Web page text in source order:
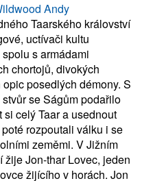
Andy
Taarského království
uctívači kultu
spolu s armádami
chortojů, divokých
opic posedlých démony. S
se Ságům podařilo
si celý Taar a usednout
rozpoutali válku i se
zeměmi. V Jižním
žije Jon-thar Lovec, jeden
žijícího v horách. Jon